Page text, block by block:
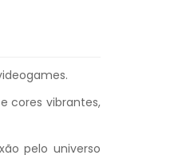
cores vibrantes,
pelo universo